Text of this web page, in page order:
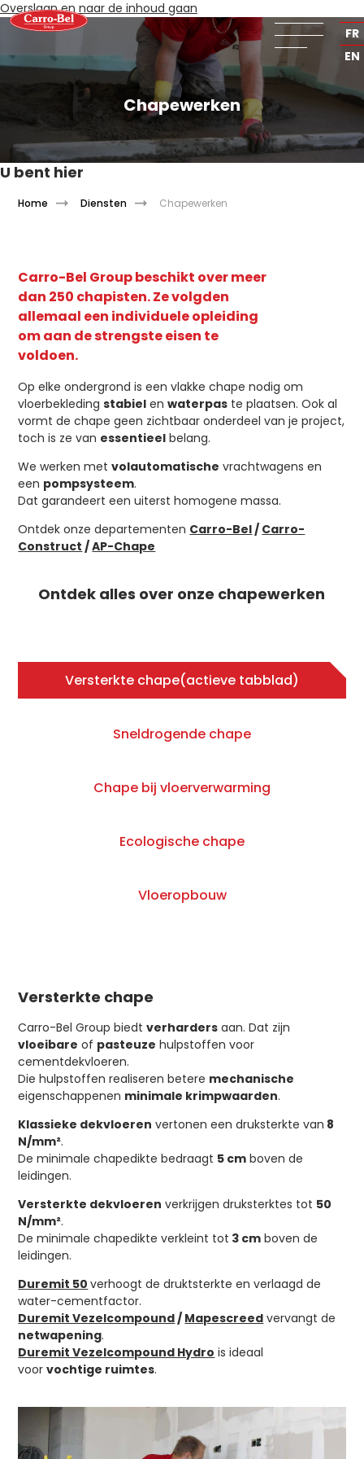
FR
EN
Overslaan en naar de inhoud gaan
Chapewerken
U bent hier
Home Diensten Chapewerken
Carro-Bel Group beschikt over meer
dan 250 chapisten. Ze volgden
allemaal een individuele opleiding
om aan de strengste eisen te
voldoen.
Op elke ondergrond is een vlakke chape nodig om
vloerbekledingstabiel enwaterpas te plaatsen. Ook al
vormt de chape geen zichtbaar onderdeel van je project,
toch is ze van essentieel belang.
We werken metvolautomatische vrachtwagens en
een pompsysteem.
Dat garandeert een uiterst homogene massa.
Ontdek onze departementen Carro-Bel/ Carro-
Construct /AP-Chape
Ontdek alles over onze chapewerken
Versterkte chape(actieve tabblad)
Sneldrogende chape
Chape bij vloerverwarming
Ecologische chape
Vloeropbouw
Versterkte chape
Carro-Bel Group biedtverharders aan. Dat zijn
vloeibare of pasteuze hulpstoffen voor
cementdekvloeren.
Die hulpstoffen realiseren betere mechanische
eigenschappenen minimale krimpwaarden.
Klassieke dekvloeren vertonen een druksterkte van 8
N/mm².
De minimale chapedikte bedraagt 5 cm boven de
leidingen.
Versterkte dekvloeren verkrijgen druksterktes tot 50
N/mm².
De minimale chapedikte verkleint tot 3 cm boven de
leidingen.
Duremit 50 verhoogt de druktsterkte en verlaagd de
water-cementfactor.
Duremit Vezelcompound/ Mapescreed vervangt de
netwapening.
Duremit Vezelcompound Hydro is ideaal
voorvochtige ruimtes.